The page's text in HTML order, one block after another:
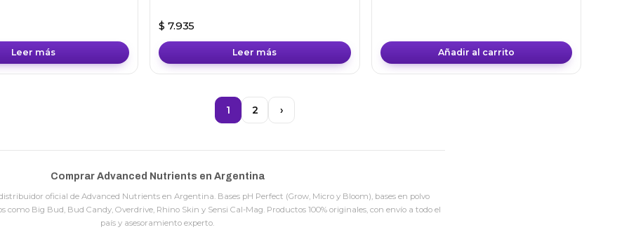
Leer más
$ 7.935
Leer más Añadir al carrito
1 2 ›
Comprar Advanced Nutrients en Argentina
oficial de Advanced Nutrients en Argentina. Bases pH Perfect (Grow, Micro y Bloom), bases en polvo
como Big Bud, Bud Candy, Overdrive, Rhino Skin y Sensi Cal-Mag. Productos 100% originales, con envío a todo el
país y asesoramiento experto.